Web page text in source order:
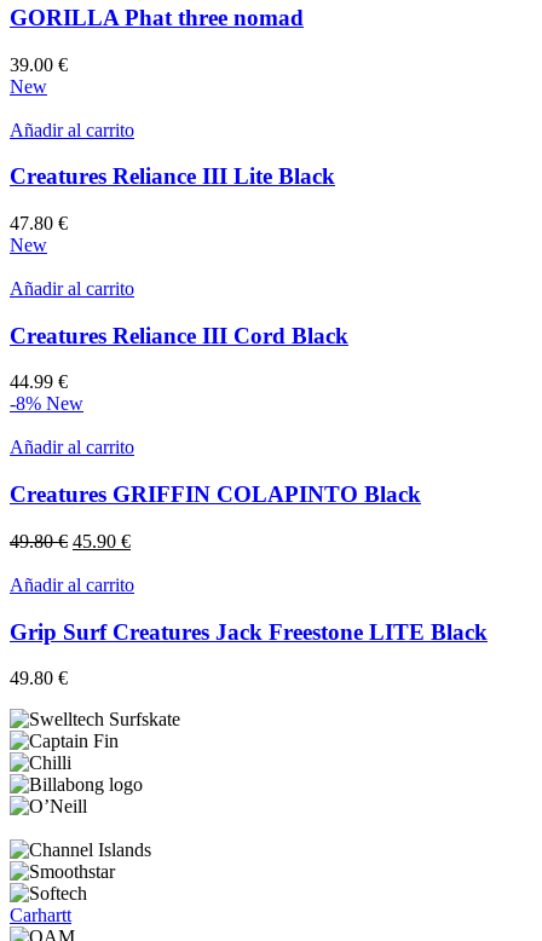
GORILLA Phat three nomad
39.00 €
New
Añadir al carrito
Creatures Reliance III Lite Black
47.80 €
New
Añadir al carrito
Creatures Reliance III Cord Black
44.99 €
-8% New
Añadir al carrito
Creatures GRIFFIN COLAPINTO Black
49.80€ El
original
49.80 €.
45.90 €El
actual
45.90 €.
Añadir al carrito
Grip Surf Creatures Jack Freestone LITE Black
49.80 €
Carhartt